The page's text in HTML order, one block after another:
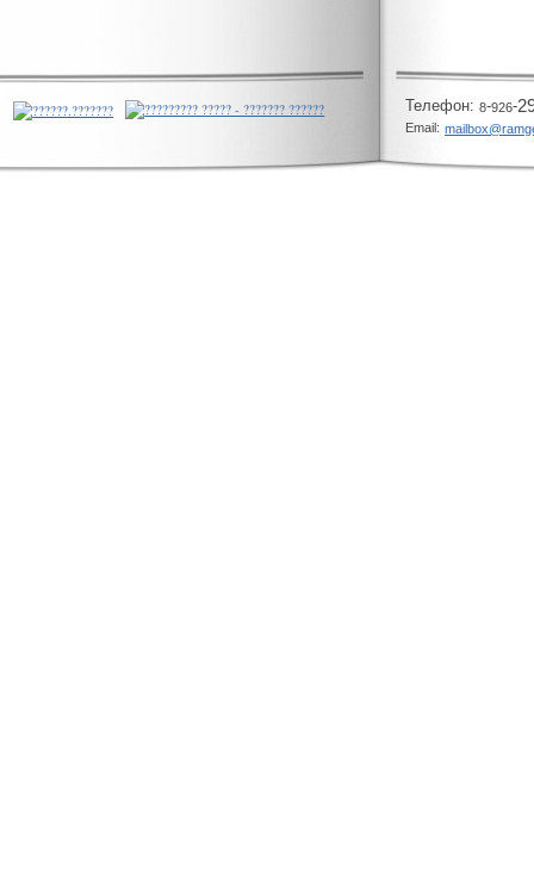
Телeфон: 8-926-
Email: